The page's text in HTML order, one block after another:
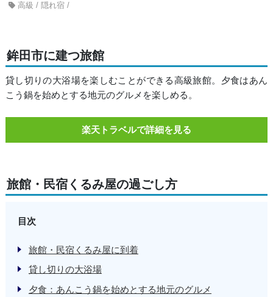
高級 / 隠れ宿 /
鉾田市に建つ旅館
貸し切りの大浴場を楽しむことができる高級旅館。夕食はあん
こう鍋を始めとする地元のグルメを楽しめる。
楽天トラベルで詳細を見る
旅館・民宿くるみ屋の過ごし方
目次
旅館・民宿くるみ屋に到着
貸し切りの大浴場
夕食：あんこう鍋を始めとする地元のグルメ